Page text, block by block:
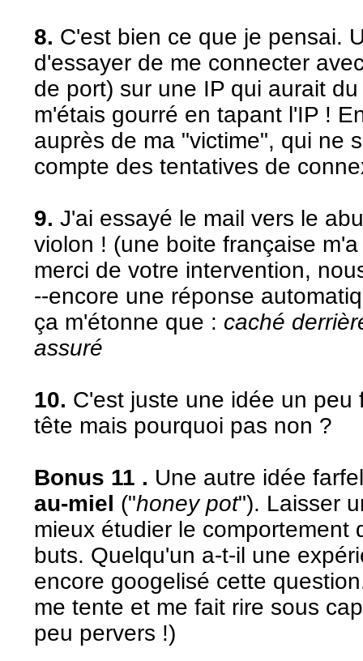
8. C'est bien ce que je pensai.
d'essayer de me connecter
de port) sur une IP qui aurait
m'étais gourré en tapant l'IP !
auprès de ma "victime", qui ne
compte des tentatives de
9. J'ai essayé le mail vers le
violon ! (une boite française
merci de votre intervention,
--encore une réponse
ça m'étonne que : caché
assuré
10. C'est juste une idée un
tête mais pourquoi pas non ?
Bonus 11 . Une autre idée
au-miel ("honey pot"). Laisser
mieux étudier le comportement
buts. Quelqu'un a-t-il une
encore googelisé cette
me tente et me fait rire sous
peu pervers !)